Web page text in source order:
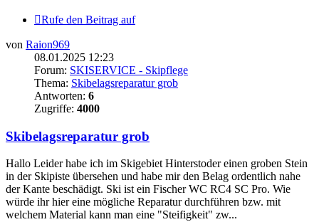
Rufe den Beitrag auf
von Raion969
08.01.2025 12:23
Forum: SKISERVICE - Skipflege
Thema: Skibelagsreparatur grob
Antworten: 6
Zugriffe: 4000
Skibelagsreparatur grob
Hallo Leider habe ich im Skigebiet Hinterstoder einen groben Stein
in der Skipiste übersehen und habe mir den Belag ordentlich nahe
der Kante beschädigt. Ski ist ein Fischer WC RC4 SC Pro. Wie
würde ihr hier eine mögliche Reparatur durchführen bzw. mit
welchem Material kann man eine "Steifigkeit" zw...